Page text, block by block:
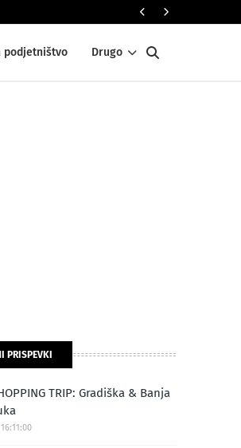
podjetništvo Drugo
PRISPEVKI
TRIP: Gradiška & Banja
16:11:00